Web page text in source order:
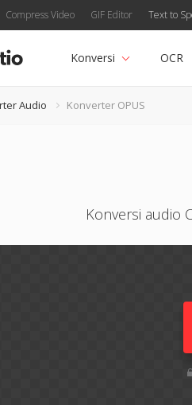
Compress Video GIF Editor Text to
Konversi OCR
Audio Konverter OPUS
Konversi audio